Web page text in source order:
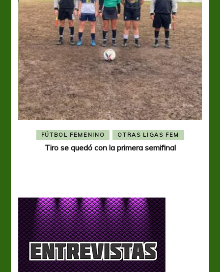
FÚTBOL FEMENINO OTRAS LIGAS FEM
Tiro se quedó con la primera semifinal